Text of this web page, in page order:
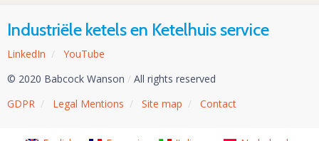
Industriële ketels en Ketelhuis service
LinkedIn /
YouTube
© 2020 Babcock Wanson / All rights reserved
GDPR / Legal Mentions / Site map / Contact